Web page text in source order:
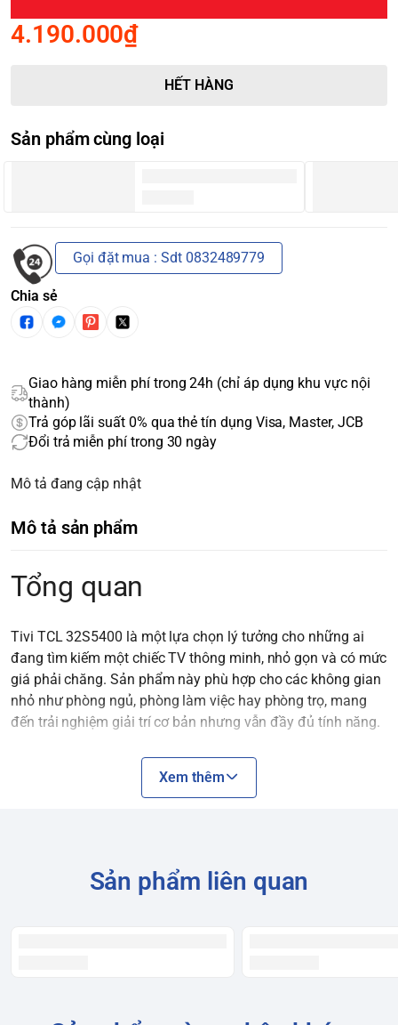
4.190.000₫
HẾT HÀNG
Sản phẩm cùng loại
Gọi đặt mua : Sdt 0832489779
Chia sẻ
Giao hàng miễn phí trong 24h (chỉ áp dụng khu vực nội
thành)
Trả góp lãi suất 0% qua thẻ tín dụng Visa, Master, JCB
Đổi trả miễn phí trong 30 ngày
Mô tả đang cập nhật
Mô tả sản phẩm
Tổng quan
Tivi TCL 32S5400 là một lựa chọn lý tưởng cho những ai
đang tìm kiếm một chiếc TV thông minh, nhỏ gọn và có mức
giá phải chăng. Sản phẩm này phù hợp cho các không gian
nhỏ như phòng ngủ, phòng làm việc hay phòng trọ, mang
đến trải nghiệm giải trí cơ bản nhưng vẫn đầy đủ tính năng.
Đặc điểm nổi bật
Kích thước nhỏ gọn, dễ dàng bố trí.
Xem thêm
Sản phẩm liên quan